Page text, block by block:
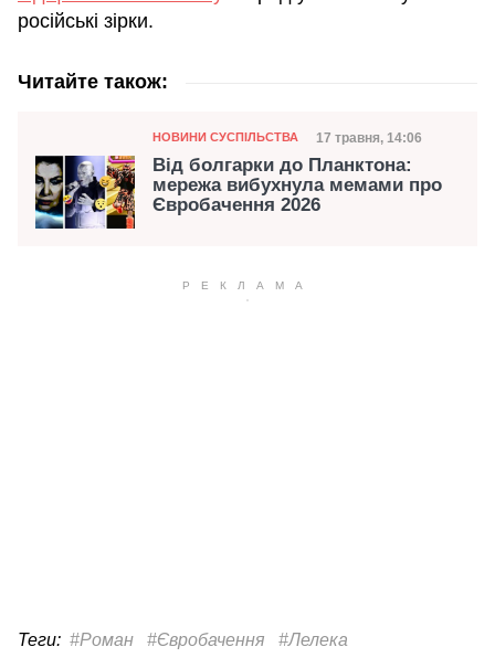
російські зірки.
Читайте також:
Категорія
НОВИНИ СУСПІЛЬСТВА Дата публікації
17 травня, 14:06
Від болгарки до Планктона:
мережа вибухнула мемами про
Євробачення 2026
Теги: #Роман #Євробачення #Лелека